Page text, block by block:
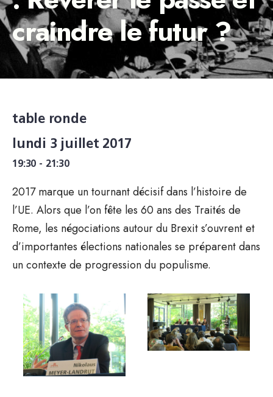
craindre le futur ?
table ronde
lundi 3 juillet 2017
19:30 - 21:30
2017 marque un tournant décisif dans l’histoire de
l’UE. Alors que l’on fête les 60 ans des Traités de
Rome, les négociations autour du Brexit s’ouvrent et
d’importantes élections nationales se préparent dans
un contexte de progression du populisme.